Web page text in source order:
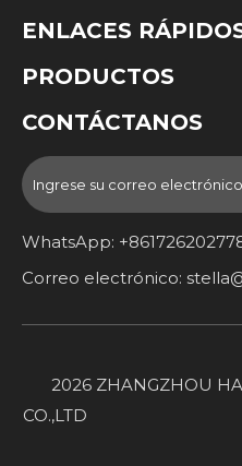
ENLACES
PRODUCTOS
CONTÁCTANOS
WhatsApp:
Correo electrónico:
2026 ZHANGZHOU